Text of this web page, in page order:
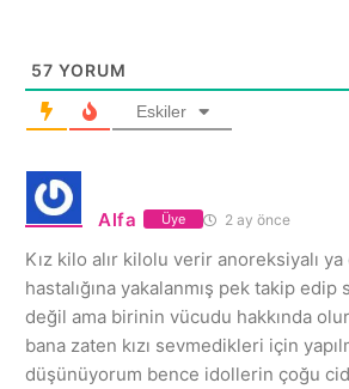
57 YORUM
Eskiler
Alfa Üye 2 ay önce
Kız kilo alır kilolu verir anoreksiyalı ya
hastalığına yakalanmış pek takip
değil ama birinin vücudu hakkında
bana zaten kızı sevmedikleri için
düşünüyorum bence idollerin çoğu